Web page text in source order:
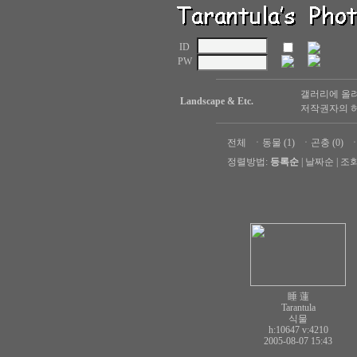
ID
PW
Landscape & Etc.
갤러리에 올
저작권자의
전체 ㆍ 동물 (1) ㆍ 곤충 (0) ㆍ
정렬방법: 등록순 날짜순 조
睡 蓮
Tarantula
식물
h:10647 v:4210
2005-08-07 15:43